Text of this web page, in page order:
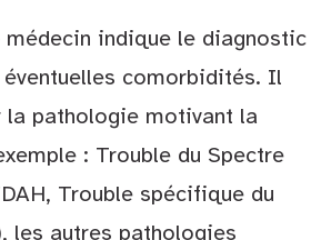
médecin indique le diagnostic
comorbidités. Il
la pathologie motivant la
: Trouble du Spectre
Trouble spécifique du
les autres pathologies